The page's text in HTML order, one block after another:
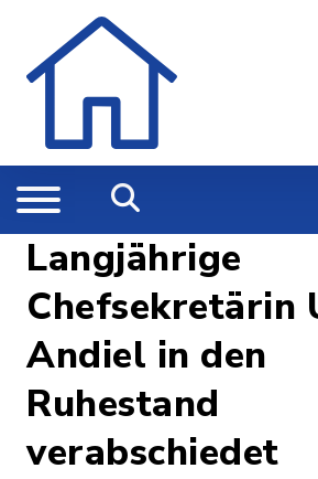
Langjährige
Chefsekretärin
Andiel in den
Ruhestand
verabschiedet